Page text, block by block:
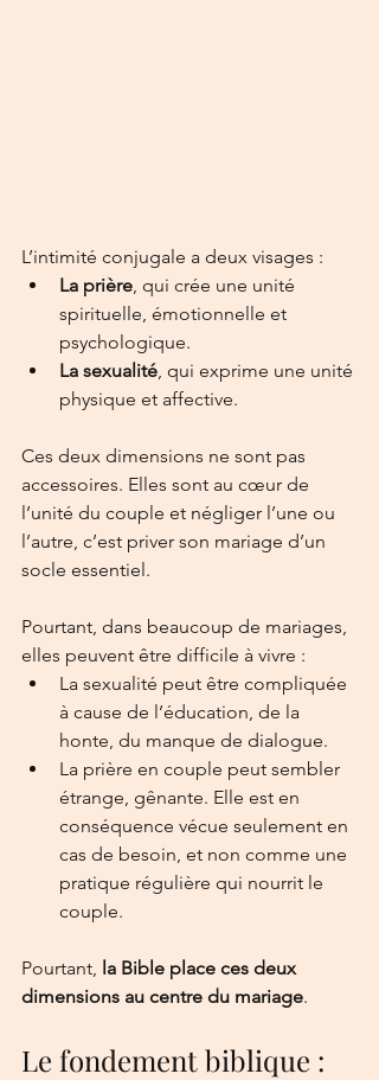
L’intimité conjugale a deux visages :
La prière, qui crée une unité
spirituelle, émotionnelle et
psychologique.
La sexualité, qui exprime une unité
physique et affective.
Ces deux dimensions ne sont pas
accessoires. Elles sont au cœur de
l’unité du couple et négliger l’une ou
l’autre, c’est priver son mariage d’un
socle essentiel.
Pourtant, dans beaucoup de mariages,
elles peuvent être difficile à vivre :
La sexualité peut être compliquée
à cause de l’éducation, de la
honte, du manque de dialogue.
La prière en couple peut sembler
étrange, gênante. Elle est en
conséquence vécue seulement en
cas de besoin, et non comme une
pratique régulière qui nourrit le
couple.
Pourtant, la Bible place ces deux
dimensions au centre du mariage.
Le fondement biblique :